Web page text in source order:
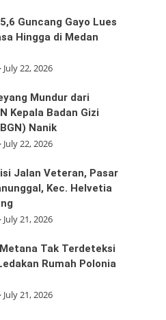
Guncang Gayo Lues
Hingga di Medan
July 22, 2026
Mundur dari
Kepala Badan Gizi
Nanik
July 22, 2026
Jalan Veteran, Pasar
Kec. Helvetia
July 21, 2026
Metana Tak Terdeteksi
Rumah Polonia
July 21, 2026